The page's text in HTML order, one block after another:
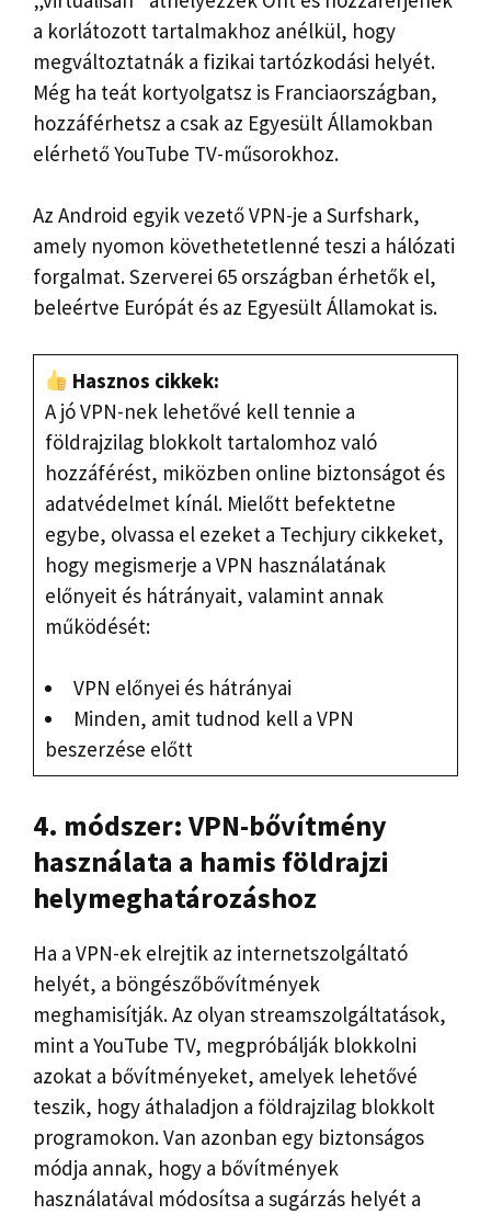
a korlátozott tartalmakhoz anélkül, hogy
megváltoztatnák a fizikai tartózkodási helyét.
Még ha teát kortyolgatsz is Franciaországban,
hozzáférhetsz a csak az Egyesült Államokban
elérhető YouTube TV-műsorokhoz.
Az Android egyik vezető VPN-je a Surfshark,
amely nyomon követhetetlenné teszi a hálózati
forgalmat. Szerverei 65 országban érhetők el,
beleértve Európát és az Egyesült Államokat is.
Hasznos cikkek:
A jó VPN-nek lehetővé kell tennie a
földrajzilag blokkolt tartalomhoz való
hozzáférést, miközben online biztonságot és
adatvédelmet kínál. Mielőtt befektetne
egybe, olvassa el ezeket a Techjury cikkeket,
hogy megismerje a VPN használatának
előnyeit és hátrányait, valamint annak
működését:
VPN előnyei és hátrányai
Minden, amit tudnod kell a VPN
beszerzése előtt
4. módszer: VPN-bővítmény
használata a hamis földrajzi
helymeghatározáshoz
Ha a VPN-ek elrejtik az internetszolgáltató
helyét, a böngészőbővítmények
meghamisítják. Az olyan streamszolgáltatások,
mint a YouTube TV, megpróbálják blokkolni
azokat a bővítményeket, amelyek lehetővé
teszik, hogy áthaladjon a földrajzilag blokkolt
programokon. Van azonban egy biztonságos
módja annak, hogy a bővítmények
használatával módosítsa a sugárzás helyét a